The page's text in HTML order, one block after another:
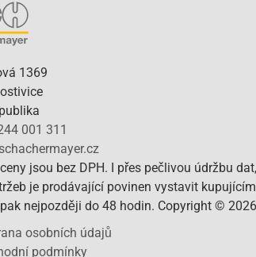
1369
001 311
jsou bez DPH. I přes pečlivou údržbu
je prodávající povinen vystavit
nejpozději do 48 hodin. Copyright ©
osobních údajů
podmínky